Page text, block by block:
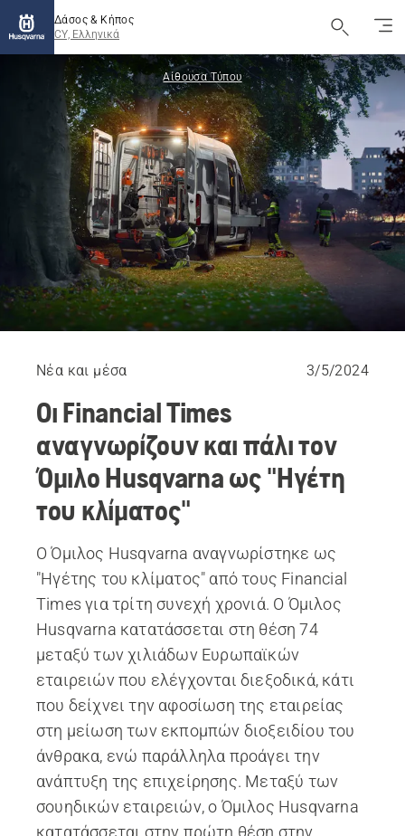
Δάσος & Κήπος
CY, Ελληνικά
Αίθουσα Τύπου
Νέα και μέσα 3/5/2024
Οι Financial Times
αναγνωρίζουν και πάλι τον
Όμιλο Husqvarna ως "Ηγέτη
του κλίματος"
Ο Όμιλος Husqvarna αναγνωρίστηκε ως
"Ηγέτης του κλίματος" από τους Financial
Times για τρίτη συνεχή χρονιά. Ο Όμιλος
Husqvarna κατατάσσεται στη θέση 74
μεταξύ των χιλιάδων Ευρωπαϊκών
εταιρειών που ελέγχονται διεξοδικά, κάτι
που δείχνει την αφοσίωση της εταιρείας
στη μείωση των εκπομπών διοξειδίου του
άνθρακα, ενώ παράλληλα προάγει την
ανάπτυξη της επιχείρησης. Μεταξύ των
σουηδικών εταιρειών, ο Όμιλος Husqvarna
κατατάσσεται στην πρώτη θέση στην